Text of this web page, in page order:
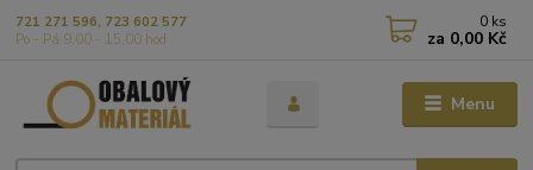
Menu
721 271 596, 723 602 577
Po - Pá 9,00 - 15,00 hod
0 ks
za 0,00 Kč